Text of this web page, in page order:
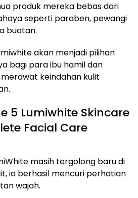
produk mereka bebas dari
seperti paraben, pewangi
buatan.
akan menjadi pilihan
bagi para ibu hamil dan
keindahan kulit
5 Lumiwhite Skincare
Facial Care
masih tergolong baru di
ia berhasil mencuri perhatian
wajah.